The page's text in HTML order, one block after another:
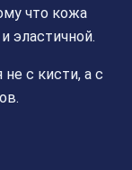
что кожа
эластичной.
не с кисти, а с